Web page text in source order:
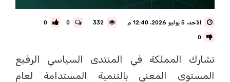
الأحد، 5 يوليو 2026، 12:40 م 0
0
0
تشارك المملكة في المنتدى السياسي الرفيع
المستوى المعني بالتنمية المستدامة لعام